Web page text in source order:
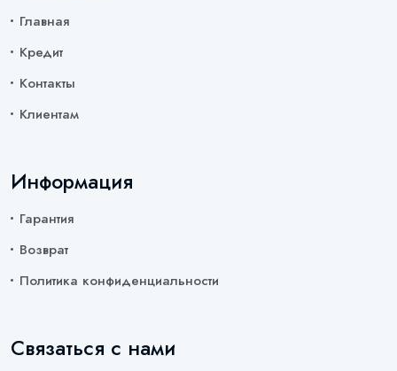
Главная
Кредит
Контакты
Клиентам
Информация
Гарантия
Возврат
Политика конфиденциальности
Связаться с нами